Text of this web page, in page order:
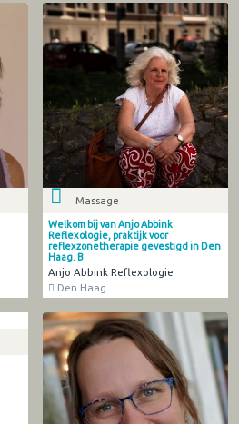
Massage
Welkom bij van Anjo Abbink
Reflexologie, praktijk voor
reflexzonetherapie gevestigd in Den
Haag. B
Anjo Abbink Reflexologie
Den Haag